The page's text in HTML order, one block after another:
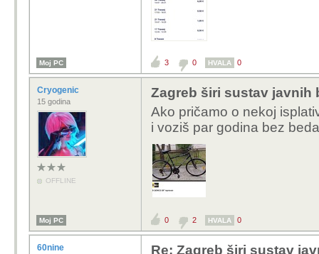
Moj PC 3 0 HVALA 0
Cryogenic
15 godina
OFFLINE
Zagreb širi sustav javnih
Ako pričamo o nekoj
i voziš par godina bez
Moj PC 0 2 HVALA 0
60nine Re: Zagreb širi sustav